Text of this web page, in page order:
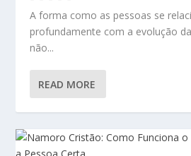
A forma como as pessoas se
profundamente com a evolução
não...
READ MORE